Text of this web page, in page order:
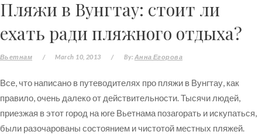
Пляжи в Вунгтау: стоит ли
ехать ради пляжного отдыха?
Вьетнам / March 10, 2013 / By: Анна Егорова
Все, что написано в путеводителях про пляжи в Вунгтау, как
правило, очень далеко от действительности. Тысячи людей,
приезжая в этот город на юге Вьетнама позагорать и искупаться,
были разочарованы состоянием и чистотой местных пляжей.